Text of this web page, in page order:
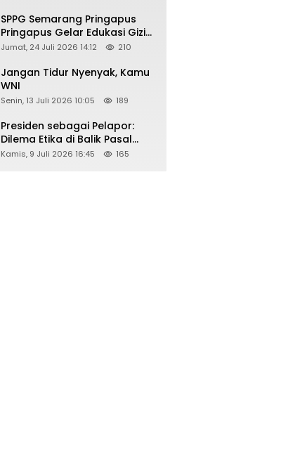
“Dirujak” Warganet
SPPG Semarang Pringapus
Pringapus Gelar Edukasi Gizi
di PAUD Bina Balita Peringati
Jumat, 24 Juli 2026 14:12 210
Jangan Tidur Nyenyak, Kamu
WNI
Senin, 13 Juli 2026 10:05 189
Presiden sebagai Pelapor:
Dilema Etika di Balik Pasal
218–220 KUHP
Kamis, 9 Juli 2026 16:45 165